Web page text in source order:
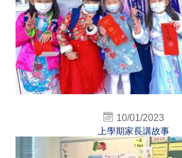
10/01/2023
上學期家長講故事